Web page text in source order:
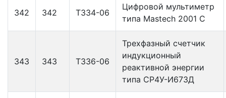
342 342 Т334-06
Цифровой мультиметр
типа Mastech 2001 С
343 343 Т336-06
Трехфазный счетчик
индукционный
реактивной энергии
типа СР4У-И673Д